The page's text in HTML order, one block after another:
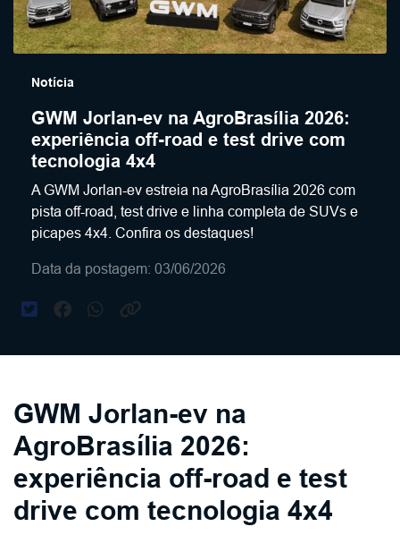
Notícia
GWM Jorlan-ev na AgroBrasília 2026:
experiência off-road e test drive com
tecnologia 4x4
A GWM Jorlan-ev estreia na AgroBrasília 2026 com
pista off-road, test drive e linha completa de SUVs e
picapes 4x4. Confira os destaques!
Data da postagem: 03/06/2026
GWM Jorlan-ev na
AgroBrasília 2026:
experiência off-road e test
drive com tecnologia 4x4